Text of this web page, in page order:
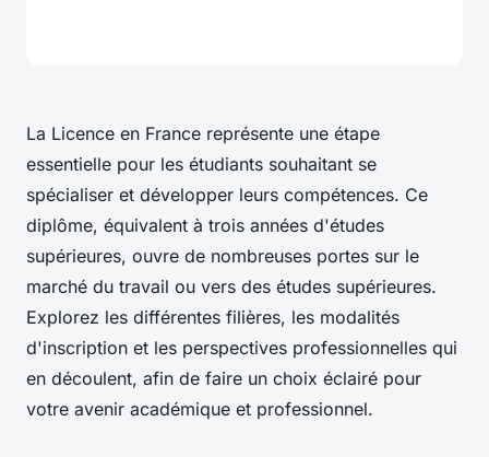
La Licence en France représente une étape
essentielle pour les étudiants souhaitant se
spécialiser et développer leurs compétences. Ce
diplôme, équivalent à trois années d'études
supérieures, ouvre de nombreuses portes sur le
marché du travail ou vers des études supérieures.
Explorez les différentes filières, les modalités
d'inscription et les perspectives professionnelles qui
en découlent, afin de faire un choix éclairé pour
votre avenir académique et professionnel.